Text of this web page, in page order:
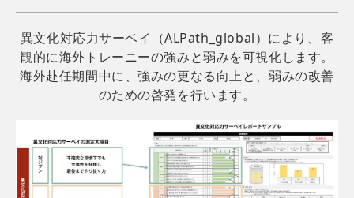
異文化対応力サーベイ（ALPath_global）により、客
観的に海外トレーニーの強みと弱みを可視化します。
海外赴任期間中に、強みの更なる向上と、弱みの改善
のための啓発を行います。